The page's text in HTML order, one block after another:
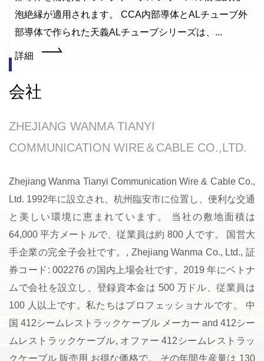
泡絶縁が適用されます。 CCA内部導体とALチューブ外
部導体で作られた天義ALチューブシリーズは、...
詳細
会社
ZHEJIANG WANMA TIANYI
COMMUNICATION WIRE＆CABLE CO.,LTD.
Zhejiang Wanma Tianyi Communication Wire & Cable Co.,
Ltd. 1992年に設立され、杭州臨安市に位置し、便利な交通
と美しい環境に恵まれています。 当社の敷地面積は
64,000 平方メートルで、従業員は約 800 人です。 国営大
手企業の完全子会社です。, Zhejiang Wanma Co., Ltd., 証
券コード: 002276 の国内上場会社です。2019 年にベトナ
ムで会社を設立し、登録資本金は 500 万ドル、従業員は
100 人以上です。私たちはプロフェッショナルです。 中
国 412シームレストラックケーブル メーカー and 412シー
ムレストラックケーブル, オファー412シームレストラッ
クケーブル 販売用 お得な価格で。 その年間生産量は 130